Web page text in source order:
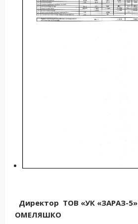
Директор ТОВ «УК «ЗАРАЗ-5»
ОМЕЛЯШКО